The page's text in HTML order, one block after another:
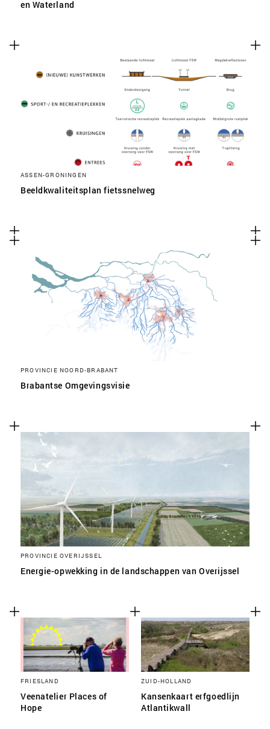
en Waterland
ASSEN-GRONINGEN
Beeldkwaliteitsplan fietssnelweg
PROVINCIE NOORD-BRABANT
Brabantse Omgevingsvisie
PROVINCIE OVERIJSSEL
Energie-opwekking in de landschappen van Overijssel
FRIESLAND
Veenatelier Places of
Hope
ZUID-HOLLAND
Kansenkaart erfgoedlijn
Atlantikwall